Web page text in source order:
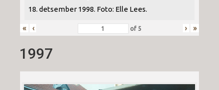
18. detsember 1998. Foto: Elle Lees.
« ‹ of 5 › »
1997